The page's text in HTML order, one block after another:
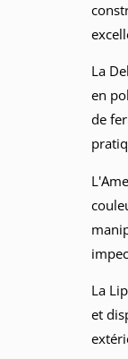
La
en
de
La
et